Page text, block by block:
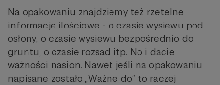
Na opakowaniu znajdziemy też rzetelne
informacje ilościowe - o czasie wysiewu pod
osłony, o czasie wysiewu bezpośrednio do
gruntu, o czasie rozsad itp. No i dacie
ważności nasion. Nawet jeśli na opakowaniu
napisane zostało „Ważne do” to raczej